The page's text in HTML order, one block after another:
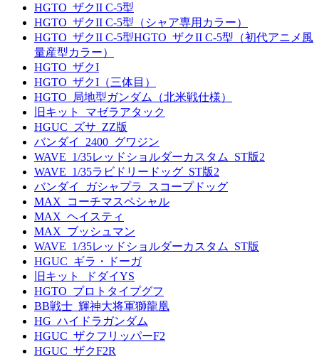
HGTO_ザクII C-5型
HGTO_ザクII C-5型（シャア専用カラー）
HGTO_ザクII C-5型HGTO_ザクII C-5型（初代アニメ風
量産型カラー）
HGTO_ザクI
HGTO_ザクI（三体目）
HGTO_局地型ガンダム（北米戦仕様）
旧キット_マゼラアタック
HGUC_ズサ_ZZ版
バンダイ_2400_グワジン
WAVE_1/35レッドショルダーカスタム_ST版2
WAVE_1/35ラビドリードッグ_ST版2
バンダイ_ガシャプラ_スコープドッグ
MAX_コーチマスペシャル
MAX_ヘイスティ
MAX_ブッシュマン
WAVE_1/35レッドショルダーカスタム_ST版
HGUC_ギラ・ドーガ
旧キット_ドダイYS
HGTO_プロトタイプグフ
BB戦士_輝神大将軍獅龍凰
HG_ハイドラガンダム
HGUC_ザクフリッパーF2
HGUC_ザクF2R